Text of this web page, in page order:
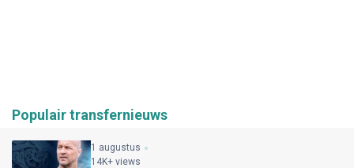
Populair transfernieuws
1 augustus
14K+ views